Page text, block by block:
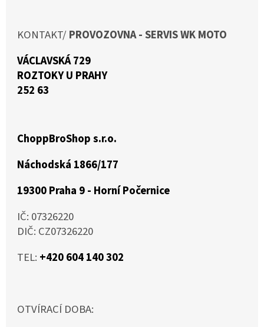
KONTAKT/ PROVOZOVNA -SERVIS WK MOTO
VÁCLAVSKÁ 729
ROZTOKY U PRAHY
252 63
ChoppBroShop s.r.o.
Náchodská 1866/177
19300 Praha 9 - Horní Počernice
IČ: 07326220
DIČ: CZ07326220
TEL: +420 604 140 302
OTVÍRACÍ DOBA: